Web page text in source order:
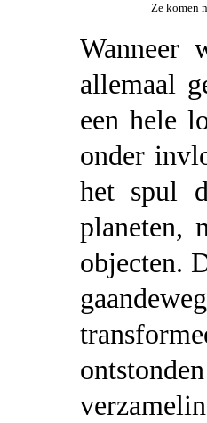
Ze komen
Wanneer
allemaal
een hele
onder
het spul
planeten,
objecten.